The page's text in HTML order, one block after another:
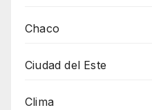
Chaco
Ciudad del Este
Clima